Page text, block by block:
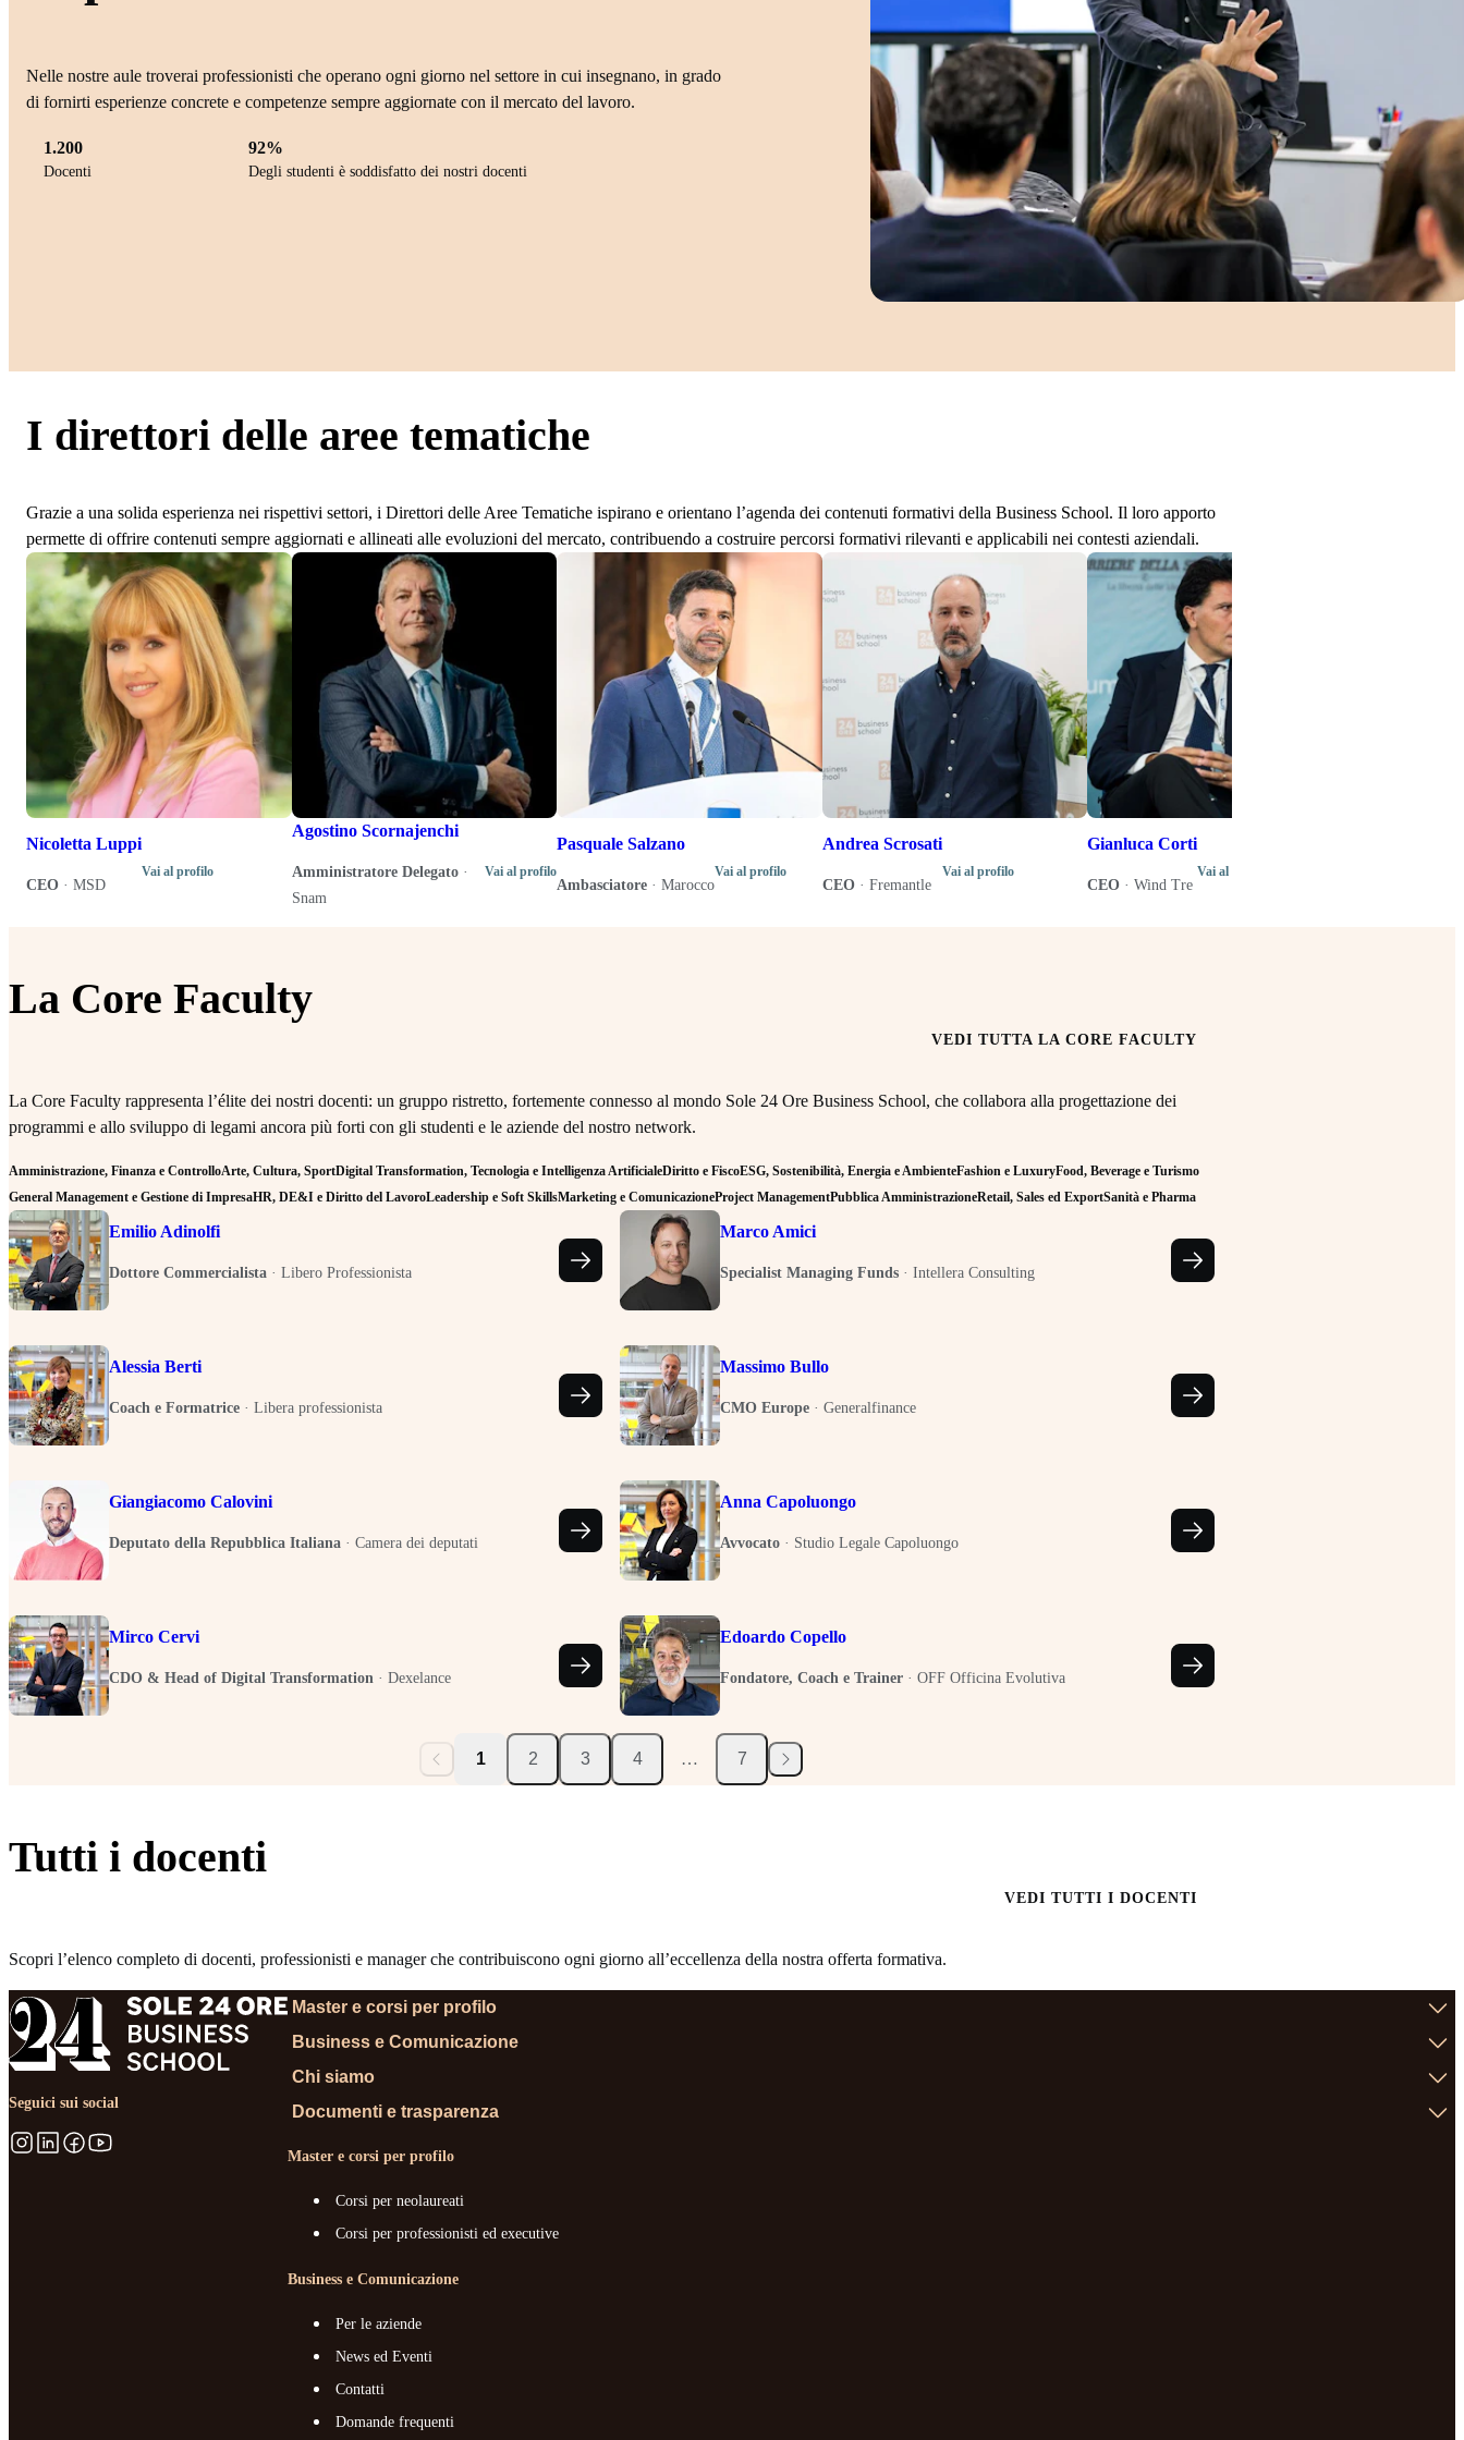
Nelle nostre aule troverai professionisti che operano ogni giorno nel settore in cui insegnano, in grado
di fornirti esperienze concrete e competenze sempre aggiornate con il mercato del lavoro.
1.200
Docenti
92%
Degli studenti è soddisfatto dei nostri docenti
I direttori delle aree tematiche
Grazie a una solida esperienza nei rispettivi settori, i Direttori delle Aree Tematiche ispirano e orientano l’agenda dei contenuti formativi della Business School. Il loro apporto
permette di offrire contenuti sempre aggiornati e allineati alle evoluzioni del mercato, contribuendo a costruire percorsi formativi rilevanti e applicabili nei contesti aziendali.
Nicoletta Luppi
CEO · MSD
Vai al profilo
Agostino Scornajenchi
Amministratore Delegato ·
Snam
Vai al profilo
Pasquale Salzano
Ambasciatore · Marocco
Vai al profilo
Andrea Scrosati
CEO · Fremantle
Vai al profilo
Gianluca Corti
CEO · Wind Tre
Vai al profilo
La Core Faculty
VEDI TUTTA LA CORE FACULTY
La Core Faculty rappresenta l’élite dei nostri docenti: un gruppo ristretto, fortemente connesso al mondo Sole 24 Ore Business School, che collabora alla progettazione dei
programmi e allo sviluppo di legami ancora più forti con gli studenti e le aziende del nostro network.
Amministrazione, Finanza e ControlloArte, Cultura, SportDigital Transformation, Tecnologia e Intelligenza ArtificialeDiritto e FiscoESG, Sostenibilità, Energia e AmbienteFashion e LuxuryFood, Beverage e Turismo
General Management e Gestione di ImpresaHR, DE&I e Diritto del LavoroLeadership e Soft SkillsMarketing e ComunicazioneProject ManagementPubblica AmministrazioneRetail, Sales ed ExportSanità e Pharma
Emilio Adinolfi
Dottore Commercialista · Libero Professionista
Marco Amici
Specialist Managing Funds · Intellera Consulting
Alessia Berti
Coach e Formatrice · Libera professionista
Massimo Bullo
CMO Europe · Generalfinance
Giangiacomo Calovini
Deputato della Repubblica Italiana · Camera dei deputati
Anna Capoluongo
Avvocato · Studio Legale Capoluongo
Mirco Cervi
CDO & Head of Digital Transformation · Dexelance
Edoardo Copello
Fondatore, Coach e Trainer · OFF Officina Evolutiva
1 2 3 4 … 7
Tutti i docenti
VEDI TUTTI I DOCENTI
Scopri l’elenco completo di docenti, professionisti e manager che contribuiscono ogni giorno all’eccellenza della nostra offerta formativa.
Seguici sui social
Master e corsi per profilo
Business e Comunicazione
Chi siamo
Documenti e trasparenza
Master e corsi per profilo
Corsi per neolaureati
Corsi per professionisti ed executive
Business e Comunicazione
Per le aziende
News ed Eventi
Contatti
Domande frequenti